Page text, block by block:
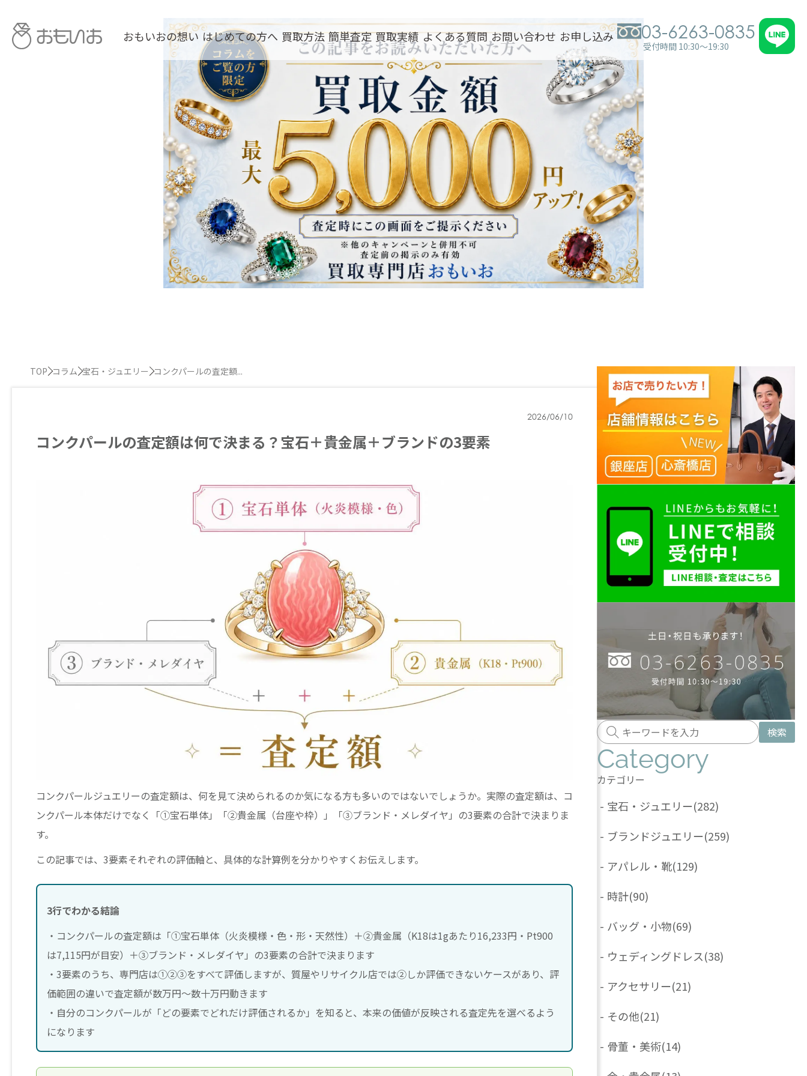
おもいおの想い はじめての方へ 買取方法 簡単査定 買取実績 よくある質問 お問い合わせ お申し込み 03-6263-0835
受付時間 10:30～19:30
TOP コラム 宝石・ジュエリー コンクパールの査定額...
2026/06/10
コンクパールの査定額は何で決まる？宝石＋貴金属＋ブランドの3要素
コンクパールジュエリーの査定額は、何を見て決められるのか気になる方も多いのではないでしょうか。実際の査定額は、コ
ンクパール本体だけでなく「①宝石単体」「②貴金属（台座や枠）」「③ブランド・メレダイヤ」の3要素の合計で決まりま
す。
この記事では、3要素それぞれの評価軸と、具体的な計算例を分かりやすくお伝えします。
3行でわかる結論
・コンクパールの査定額は「①宝石単体（火炎模様・色・形・天然性）＋②貴金属（K18は1gあたり16,233円・Pt900
は7,115円が目安）＋③ブランド・メレダイヤ」の3要素の合計で決まります
・3要素のうち、専門店は①②③をすべて評価しますが、質屋やリサイクル店では②しか評価できないケースがあり、評
価範囲の違いで査定額が数万円〜数十万円動きます
・自分のコンクパールが「どの要素でどれだけ評価されるか」を知ると、本来の価値が反映される査定先を選べるよう
になります
検索
Category
カテゴリー
- 宝石・ジュエリー(282)
- ブランドジュエリー(259)
- アパレル・靴(129)
- 時計(90)
- バッグ・小物(69)
- ウェディングドレス(38)
- アクセサリー(21)
- その他(21)
- 骨董・美術(14)